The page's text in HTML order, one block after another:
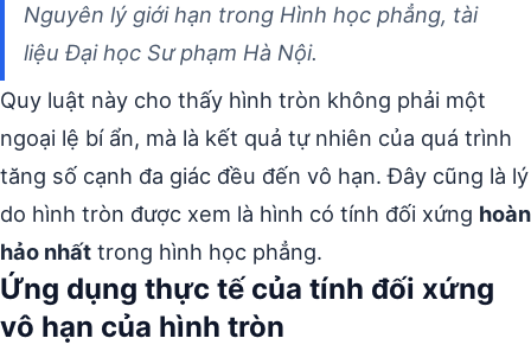
Nguyên lý giới hạn trong Hình học phẳng, tài
liệu Đại học Sư phạm Hà Nội.
Quy luật này cho thấy hình tròn không phải một
ngoại lệ bí ẩn, mà là kết quả tự nhiên của quá trình
tăng số cạnh đa giác đều đến vô hạn. Đây cũng là lý
do hình tròn được xem là hình có tính đối xứng hoàn
hảo nhất trong hình học phẳng.
Ứng dụng thực tế của tính đối xứng
vô hạn của hình tròn